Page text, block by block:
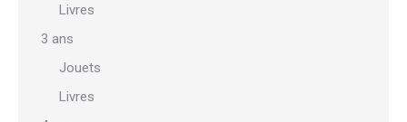
Livres
3 ans
Jouets
Livres